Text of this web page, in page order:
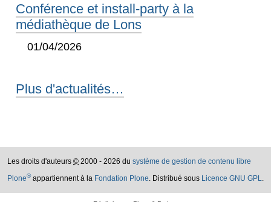
Conférence et install-party à la
médiathèque de Lons
01/04/2026
Plus d'actualités…
Les droits d'auteurs © 2000 - 2026 du système de gestion de contenu libre
Plone®appartiennent à la Fondation Plone. Distribué sous Licence GNU GPL.